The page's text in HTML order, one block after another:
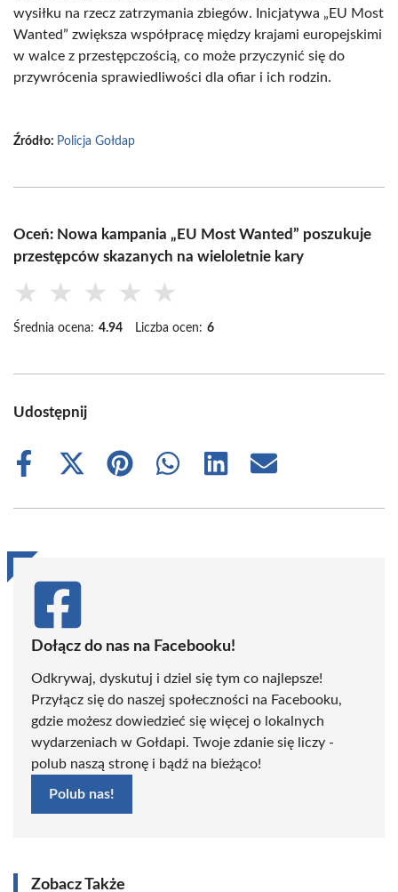
wysiłku na rzecz zatrzymania zbiegów. Inicjatywa „EU Most
Wanted” zwiększa współpracę między krajami europejskimi
w walce z przestępczością, co może przyczynić się do
przywrócenia sprawiedliwości dla ofiar i ich rodzin.
Źródło: Policja Gołdap
Oceń: Nowa kampania „EU Most Wanted” poszukuje
przestępców skazanych na wieloletnie kary
★ ★ ★ ★ ★
Średnia ocena: 4.94 Liczba ocen: 6
Udostępnij
Share
Share
(Twitter)
Share
Share
Share
Share
Dołącz do nas na Facebooku!
Odkrywaj, dyskutuj i dziel się tym co najlepsze!
Przyłącz się do naszej społeczności na Facebooku,
gdzie możesz dowiedzieć się więcej o lokalnych
wydarzeniach w Gołdapi. Twoje zdanie się liczy -
polub naszą stronę i bądź na bieżąco!
Polub nas!
Zobacz Także